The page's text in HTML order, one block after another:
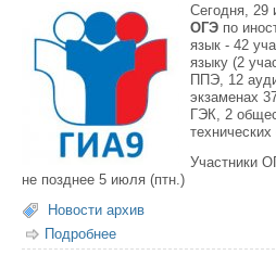
Сегодня, 29
ОГЭ по
язык - 42
языку (2
ППЭ, 12
экзаменах
ГЭК, 2
технических
Участники
не позднее 5 июля (птн.)
Новости архив
Подробнее